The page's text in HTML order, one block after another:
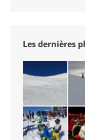
Les dernières